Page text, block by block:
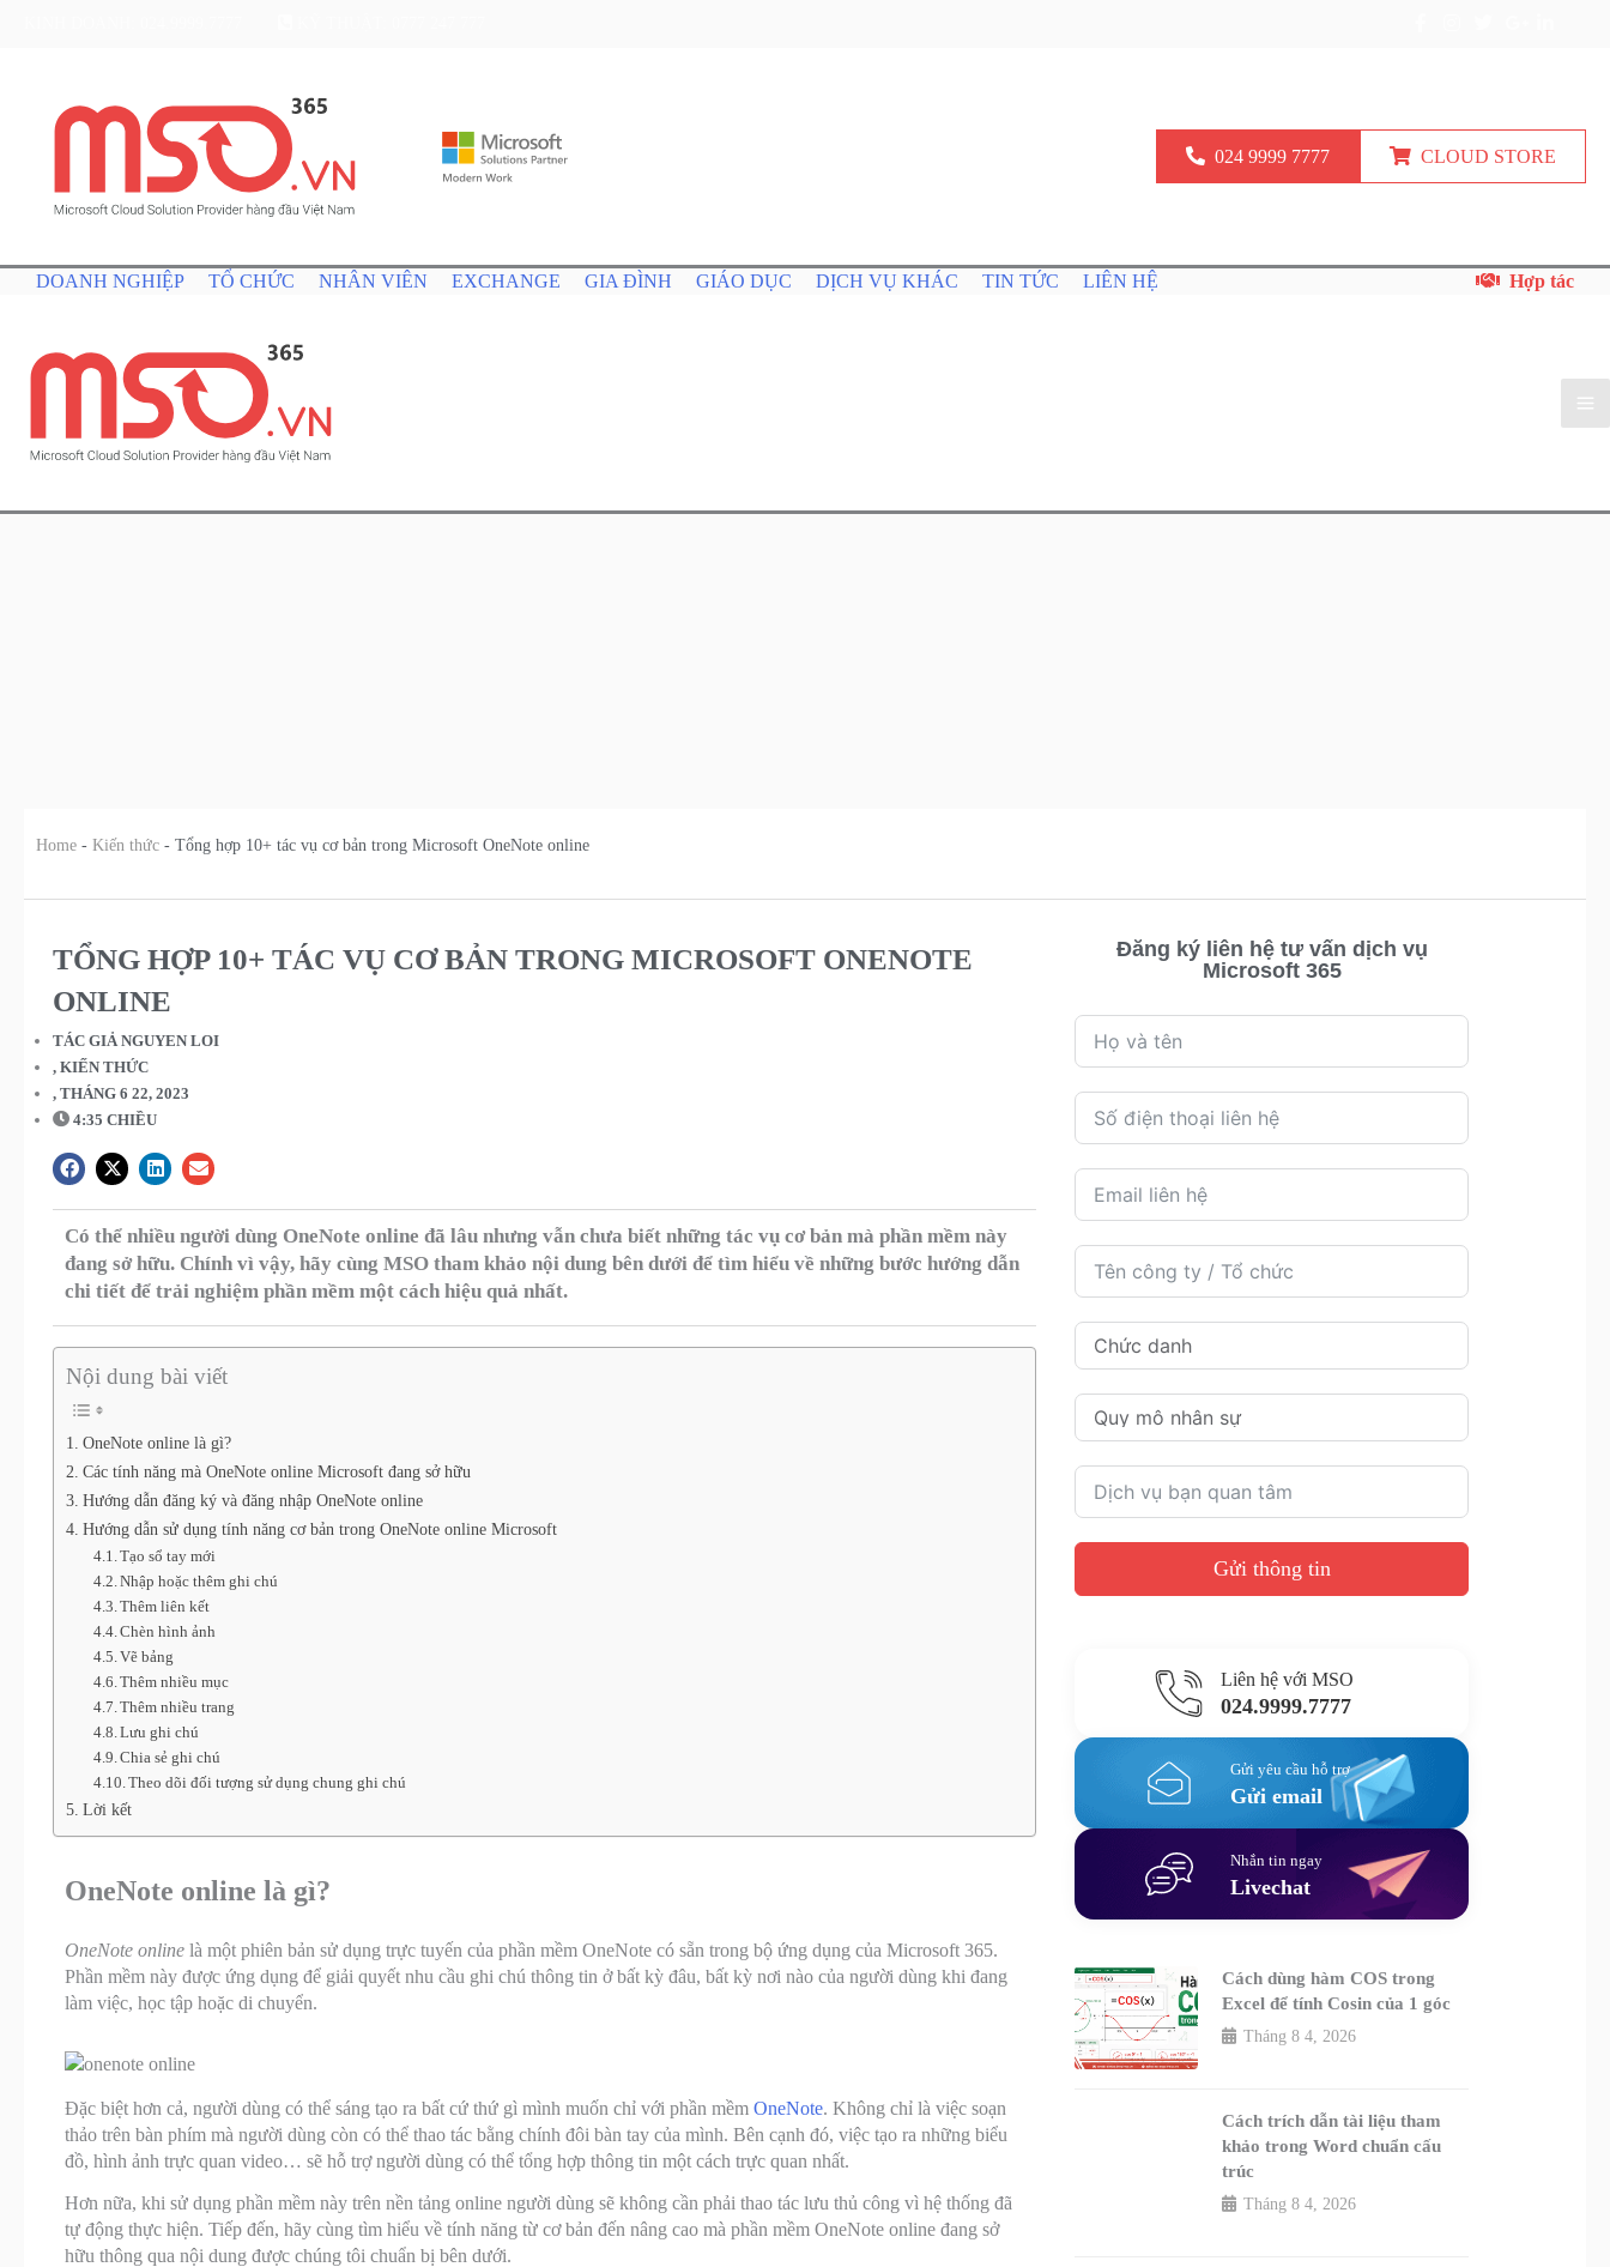
024 9999 7777 CLOUD STORE
DOANH NGHIỆP TỔ CHỨC NHÂN VIÊN EXCHANGE GIA ĐÌNH GIÁO DỤC DỊCH VỤ KHÁC TIN TỨC LIÊN HỆ Hợp tác
Home - Kiến thức - Tổng hợp 10+ tác vụ cơ bản trong Microsoft OneNote online
TỔNG HỢP 10+ TÁC VỤ CƠ BẢN TRONG MICROSOFT ONENOTE
ONLINE
TÁC GIẢNGUYEN LOI
, KIẾN THỨC
, THÁNG 6 22, 2023
4:35 CHIỀU
Có thể nhiều người dùng OneNote online đã lâu nhưng vẫn chưa biết những tác vụ cơ bản mà phần mềm này
đang sở hữu. Chính vì vậy, hãy cùng MSO tham khảo nội dung bên dưới để tìm hiểu về những bước hướng dẫn
chi tiết để trải nghiệm phần mềm một cách hiệu quả nhất.
Nội dung bài viết
OneNote online là gì?
Các tính năng mà OneNote online Microsoft đang sở hữu
Hướng dẫn đăng ký và đăng nhập OneNote online
Hướng dẫn sử dụng tính năng cơ bản trong OneNote online Microsoft
Tạo sổ tay mới
Nhập hoặc thêm ghi chú
Thêm liên kết
Chèn hình ảnh
Vẽ bảng
Thêm nhiều mục
Thêm nhiều trang
Lưu ghi chú
Chia sẻ ghi chú
Theo dõi đối tượng sử dụng chung ghi chú
Lời kết
OneNote online là gì?
OneNote online là một phiên bản sử dụng trực tuyến của phần mềm OneNote có sẵn trong bộ ứng dụng của Microsoft 365.
Phần mềm này được ứng dụng để giải quyết nhu cầu ghi chú thông tin ở bất kỳ đâu, bất kỳ nơi nào của người dùng khi đang
làm việc, học tập hoặc di chuyển.
Đặc biệt hơn cả, người dùng có thể sáng tạo ra bất cứ thứ gì mình muốn chỉ với phần mềm OneNote. Không chỉ là việc soạn
thảo trên bàn phím mà người dùng còn có thể thao tác bằng chính đôi bàn tay của mình. Bên cạnh đó, việc tạo ra những biểu
đồ, hình ảnh trực quan video… sẽ hỗ trợ người dùng có thể tổng hợp thông tin một cách trực quan nhất.
Hơn nữa, khi sử dụng phần mềm này trên nền tảng online người dùng sẽ không cần phải thao tác lưu thủ công vì hệ thống đã
tự động thực hiện. Tiếp đến, hãy cùng tìm hiểu về tính năng từ cơ bản đến nâng cao mà phần mềm OneNote online đang sở
hữu thông qua nội dung được chúng tôi chuẩn bị bên dưới.
Đăng ký liên hệ tư vấn dịch vụ
Microsoft 365
Gửi thông tin
Liên hệ với MSO
024.9999.7777
Gửi yêu cầu hỗ trợ
Gửi email
Nhắn tin ngay
Livechat
Cách dùng hàm COS trong
Excel để tính Cosin của 1 góc
Tháng 8 4, 2026
Cách trích dẫn tài liệu tham
khảo trong Word chuẩn cấu
trúc
Tháng 8 4, 2026